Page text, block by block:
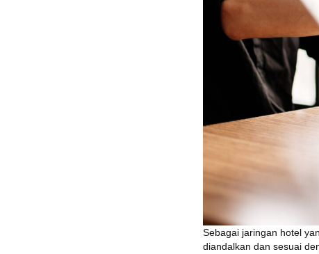
Sebagai jaringan hotel
diandalkan dan sesuai